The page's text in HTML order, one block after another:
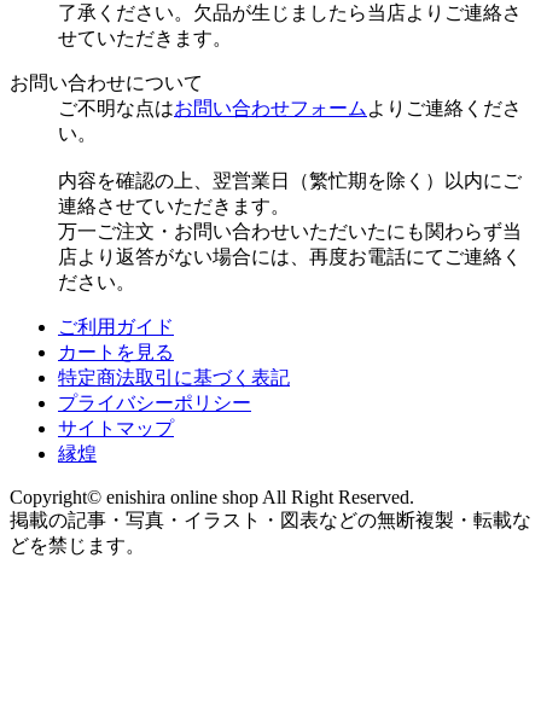
了承ください。欠品が生じましたら当店よりご連絡さ
せていただきます。
お問い合わせについて
ご不明な点はお問い合わせフォーム よりご連絡くださ
い。
内容を確認の上、翌営業日（繁忙期を除く）以内にご
連絡させていただきます。
万一ご注文・お問い合わせいただいたにも関わらず当
店より返答がない場合には、再度お電話にてご連絡く
ださい。
ご利用ガイド
カートを見る
特定商法取引に基づく表記
プライバシーポリシー
サイトマップ
縁煌
Copyright© enishira online shop All Right Reserved.
掲載の記事・写真・イラスト・図表などの無断複製・転載な
どを禁じます。